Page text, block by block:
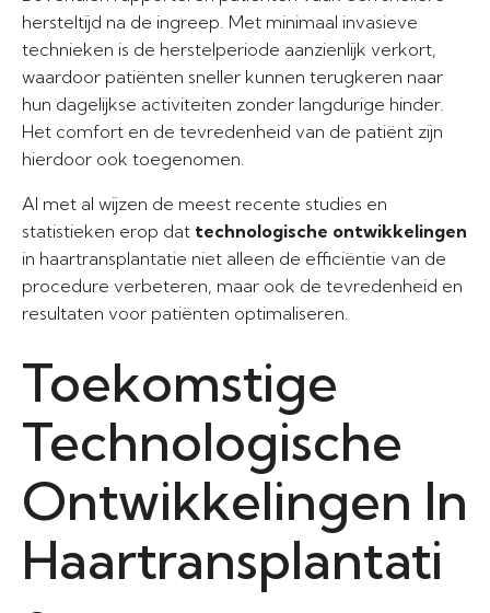
hersteltijd na de ingreep. Met minimaal invasieve
technieken is de herstelperiode aanzienlijk verkort,
waardoor patiënten sneller kunnen terugkeren naar
hun dagelijkse activiteiten zonder langdurige hinder.
Het comfort en de tevredenheid van de patiënt zijn
hierdoor ook toegenomen.
Al met al wijzen de meest recente studies en
statistieken erop dat technologische ontwikkelingen
in haartransplantatie niet alleen de efficiëntie van de
procedure verbeteren, maar ook de tevredenheid en
resultaten voor patiënten optimaliseren.
Toekomstige
Technologische
Ontwikkelingen In
Haartransplantati